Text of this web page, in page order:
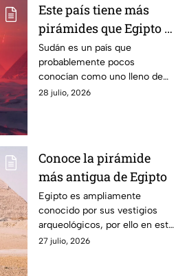
Este país tiene más
pirámides que Egipto y
pocos lo conocen
Sudán es un país que
probablemente pocos
conocían como uno lleno de
pirámides, pero hoy se
28 julio, 2026
Conoce la pirámide
más antigua de Egipto
Egipto es ampliamente
conocido por sus vestigios
arqueológicos, por ello en esta
ocasión toca conocer todo
27 julio, 2026